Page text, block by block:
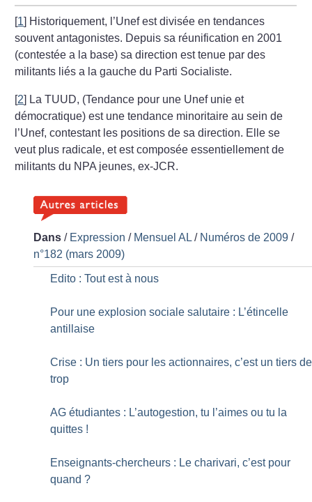
[1] Historiquement, l’Unef est divisée en tendances
souvent antagonistes. Depuis sa réunification en 2001
(contestée a la base) sa direction est tenue par des
militants liés a la gauche du Parti Socialiste.
[2] La TUUD, (Tendance pour une Unef unie et
démocratique) est une tendance minoritaire au sein de
l’Unef, contestant les positions de sa direction. Elle se
veut plus radicale, et est composée essentiellement de
militants du NPA jeunes, ex-JCR.
Dans / Expression / Mensuel AL / Numéros de 2009 /
n°182 (mars 2009)
Edito : Tout est à nous
Pour une explosion sociale salutaire : L’étincelle
antillaise
Crise : Un tiers pour les actionnaires, c’est un tiers de
trop
AG étudiantes : L’autogestion, tu l’aimes ou tu la
quittes !
Enseignants-chercheurs : Le charivari, c’est pour
quand ?